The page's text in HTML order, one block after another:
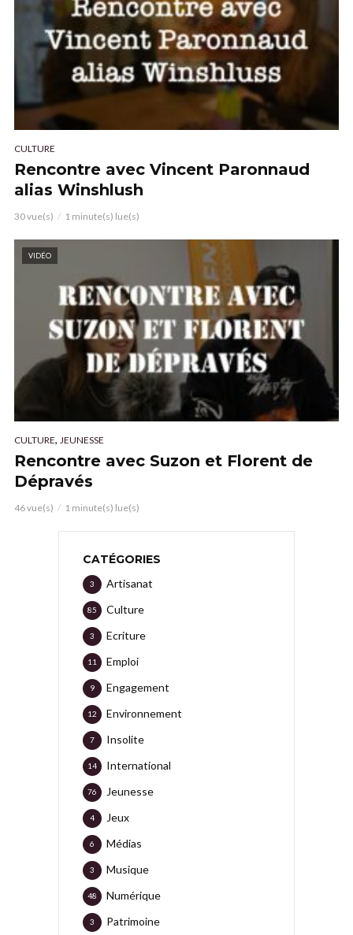
CULTURE
Rencontre avec Vincent Paronnaud
alias Winshlush
30 vue(s) 1 minute(s) lue(s)
VIDÉO
CULTURE, JEUNESSE
Rencontre avec Suzon et Florent de
Dépravés
46 vue(s) 1 minute(s) lue(s)
CATÉGORIES
Artisanat
3
Culture
85
Ecriture
3
Emploi
11
Engagement
9
Environnement
12
Insolite
7
International
14
Jeunesse
76
Jeux
4
Médias
6
Musique
3
Numérique
48
Patrimoine
3